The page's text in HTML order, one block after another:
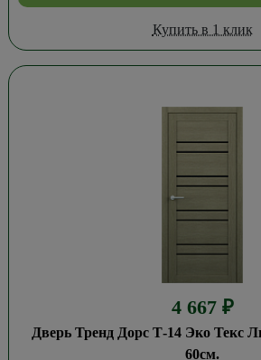
Купить в 1 клик
4 667 ₽
Дверь Тренд Дорс Т-14 Эко Текс
60см.